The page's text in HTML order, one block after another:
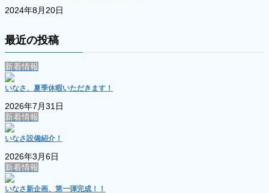
2024年8月20日
最近の投稿
新着情報
いなさ、夏季休暇いただきます！
2026年7月31日
新着情報
いなさ設備紹介！
2026年3月6日
新着情報
いなさ新企画、第一弾完成！！